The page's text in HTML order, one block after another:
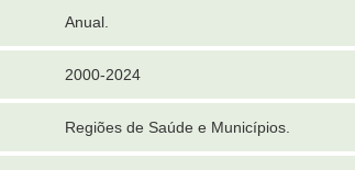
Anual.
2000-2024
Regiões de Saúde e Municípios.